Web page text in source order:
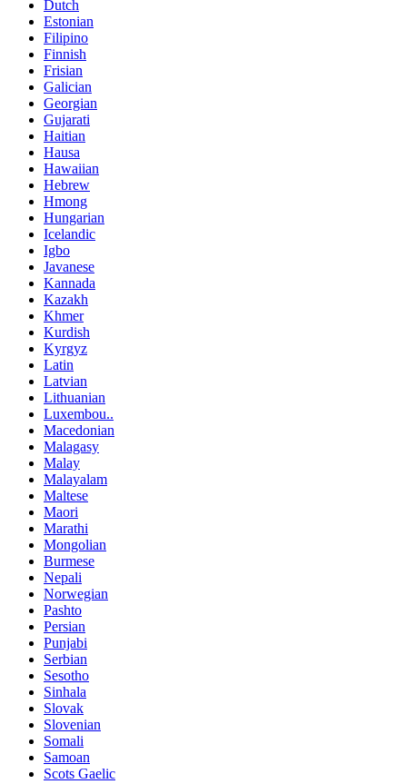
Dutch
Estonian
Filipino
Finnish
Frisian
Galician
Georgian
Gujarati
Haitian
Hausa
Hawaiian
Hebrew
Hmong
Hungarian
Icelandic
Igbo
Javanese
Kannada
Kazakh
Khmer
Kurdish
Kyrgyz
Latin
Latvian
Lithuanian
Luxembou..
Macedonian
Malagasy
Malay
Malayalam
Maltese
Maori
Marathi
Mongolian
Burmese
Nepali
Norwegian
Pashto
Persian
Punjabi
Serbian
Sesotho
Sinhala
Slovak
Slovenian
Somali
Samoan
Scots Gaelic